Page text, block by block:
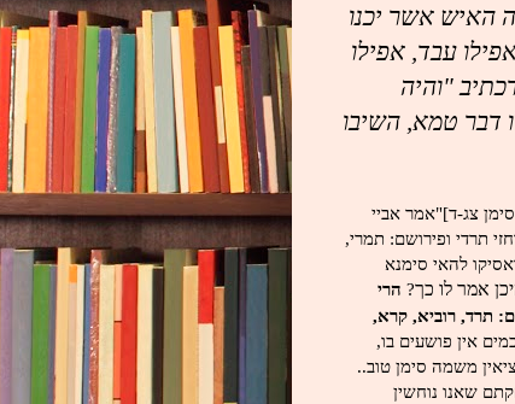
האיש אשר יכנו
עבד, אפילו
"והיה
דבר טמא, השיבו
צג-ד]"אמר אביי
תרדי ופירושם: תמרי,
להאי סימנא
אמר לו כך? הרי
תרד, רוביא, קרא,
אין פושעים בו,
משמה סימן טוב..
שאנו נוחשין